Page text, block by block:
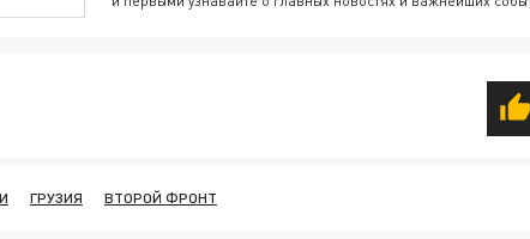
ГРУЗИЯ ВТОРОЙ ФРОНТ